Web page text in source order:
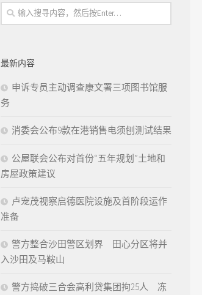
最新内容
申诉专员主动调查康文署三项图书馆服
务
消委会公布9款在港销售电须刨测试结果
公屋联会公布对首份“五年规划”土地和
房屋政策建议
卢宠茂视察启德医院设施及首阶段运作
准备
警方整合沙田警区划界 田心分区将并
入沙田及马鞍山
警方捣破三合会高利贷集团拘25人 冻